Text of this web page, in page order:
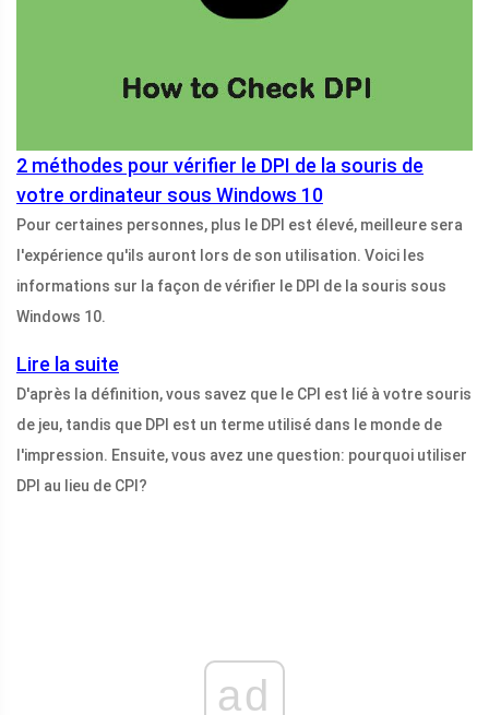
2 méthodes pour vérifier le DPI de la souris de
votre ordinateur sous Windows 10
Pour certaines personnes, plus le DPI est élevé, meilleure sera
l'expérience qu'ils auront lors de son utilisation. Voici les
informations sur la façon de vérifier le DPI de la souris sous
Windows 10.
Lire la suite
D'après la définition, vous savez que le CPI est lié à votre souris
de jeu, tandis que DPI est un terme utilisé dans le monde de
l'impression. Ensuite, vous avez une question: pourquoi utiliser
DPI au lieu de CPI?
ad